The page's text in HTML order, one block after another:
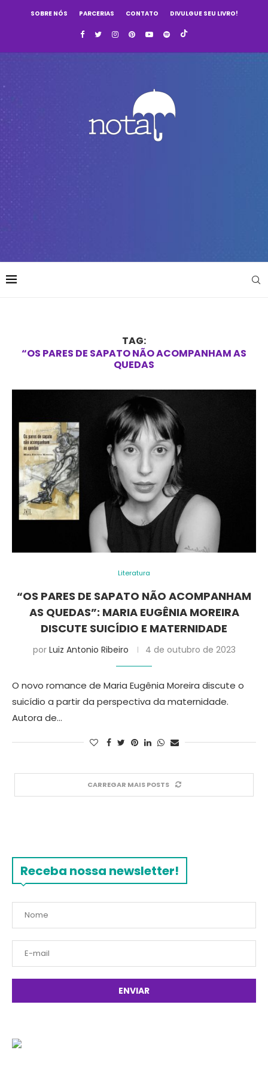
SOBRE NÓS PARCERIAS CONTATO DIVULGUE SEU LIVRO!
TAG:
“OS PARES DE SAPATO NÃO ACOMPANHAM AS
QUEDAS
Literatura
“OS PARES DE SAPATO NÃO ACOMPANHAM
AS QUEDAS”: MARIA EUGÊNIA MOREIRA
DISCUTE SUICÍDIO E MATERNIDADE
por Luiz Antonio Ribeiro 4 de outubro de 2023
O novo romance de Maria Eugênia Moreira discute o
suicídio a partir da perspectiva da maternidade.
Autora de…
CARREGAR MAIS POSTS
Receba nossa newsletter!